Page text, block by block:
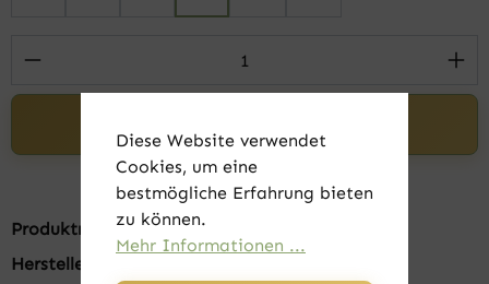
Produkt Anzahl: Gib den gewünschten
Produktnummer:FK21005-010
Hersteller:
Diese Website verwendet
Cookies, um eine
bestmögliche Erfahrung bieten
zu können.
Mehr Informationen ...